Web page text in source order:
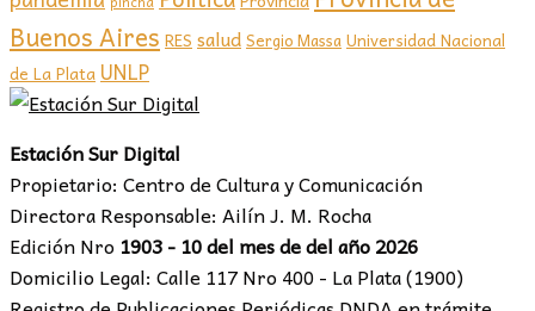
Buenos Aires RES saludSergio MassaUniversidad Nacional
de La Plata UNLP
Estación Sur Digital
Propietario: Centro de Cultura y Comunicación
Directora Responsable: Ailín J. M. Rocha
Edición Nro 1903 - 10 del mes de del año 2026
Domicilio Legal: Calle 117 Nro 400 - La Plata (1900)